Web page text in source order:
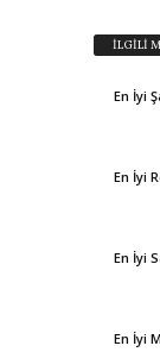
İLGİLİ
En İyi
En İyi
En İyi
En İyi